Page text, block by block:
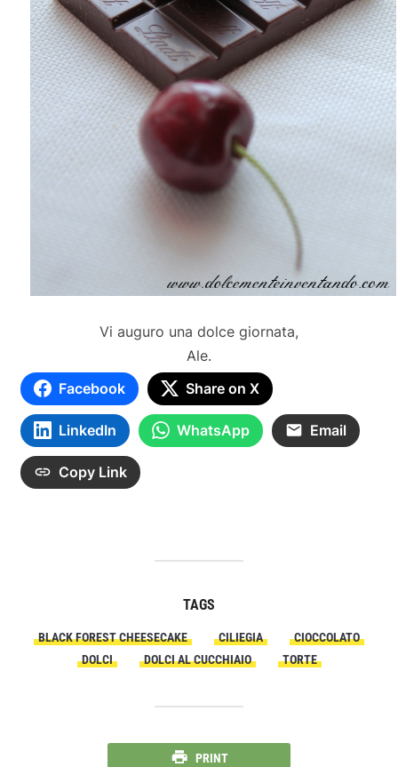
Vi auguro una dolce giornata,
Ale.
Facebook
Share on X
LinkedIn WhatsApp Email
Copy Link
TAGS
BLACK FOREST CHEESECAKE CILIEGIA
CIOCCOLATO
DOLCI
DOLCI AL CUCCHIAIO TORTE
PRINT